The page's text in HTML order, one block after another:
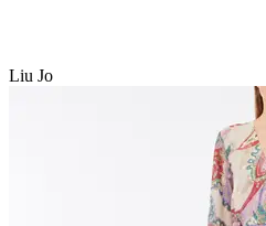
Liu Jo